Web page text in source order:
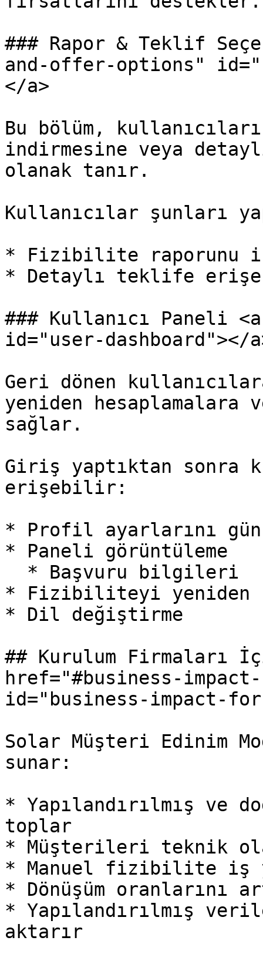
### Rapor & Teklif
and-offer-options"
</a>
Bu bölüm,
indirmesine veya
olanak tanır.
Kullanıcılar şunları
* Fizibilite raporunu
* Detaylı teklife
### Kullanıcı Paneli
id="user-dashboard"></
Geri dönen
yeniden
sağlar.
Giriş yaptıktan sonra
erişebilir:
* Profil ayarlarını
* Paneli görüntüleme
* Fizibiliteyi yeniden
* Dil değiştirme
## Kurulum Firmaları
href="#business-
id="business-impact-
Solar Müşteri Edinim
sunar:
* Yapılandırılmış ve
toplar
* Müşterileri teknik
* Manuel fizibilite iş
* Dönüşüm oranlarını
* Yapılandırılmış
aktarır